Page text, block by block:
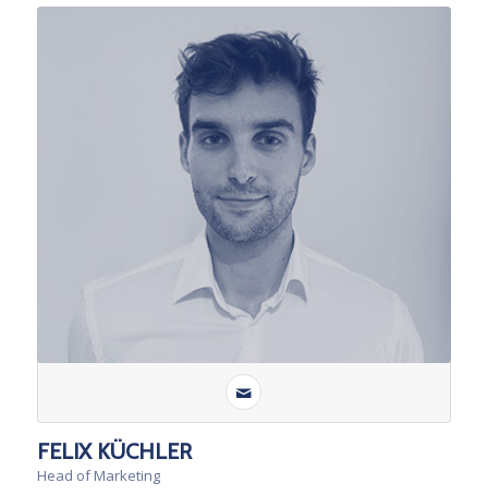
FELIX KÜCHLER
Head of Marketing